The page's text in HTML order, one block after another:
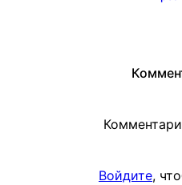
Войдите,